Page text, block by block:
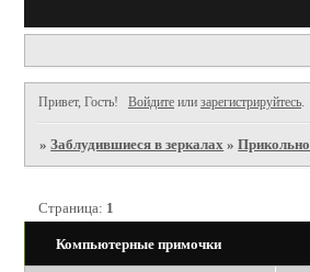
Привет, Гость! Войдите или зарегистрируйтесь.
»Заблудившиеся в зеркалах »Прикольно
Компьютерные примочки
Страница: 1